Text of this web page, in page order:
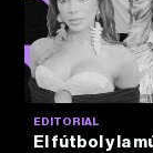
EDITORIAL
El fútbol y la